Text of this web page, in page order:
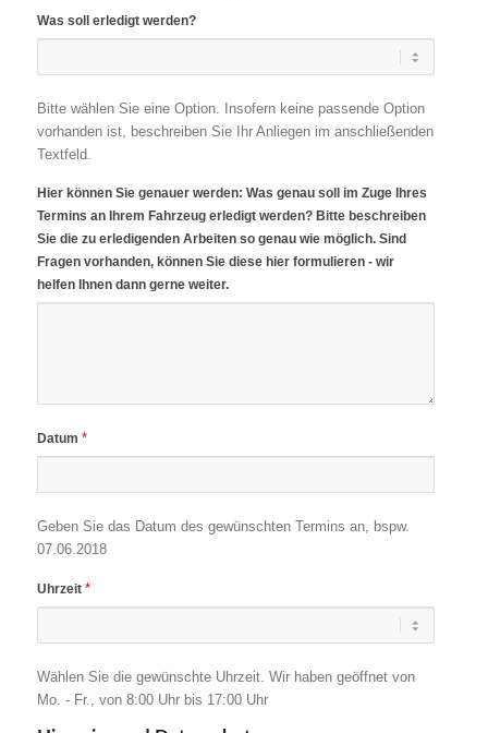
Was soll erledigt werden?
Bitte wählen Sie eine Option. Insofern keine passende Option
vorhanden ist, beschreiben Sie Ihr Anliegen im anschließenden
Textfeld.
Hier können Sie genauer werden: Was genau soll im Zuge Ihres
Termins an Ihrem Fahrzeug erledigt werden? Bitte beschreiben
Sie die zu erledigenden Arbeiten so genau wie möglich. Sind
Fragen vorhanden, können Sie diese hier formulieren - wir
helfen Ihnen dann gerne weiter.
Datum *
Geben Sie das Datum des gewünschten Termins an, bspw.
07.06.2018
Uhrzeit *
Wählen Sie die gewünschte Uhrzeit. Wir haben geöffnet von
Mo. - Fr., von 8:00 Uhr bis 17:00 Uhr